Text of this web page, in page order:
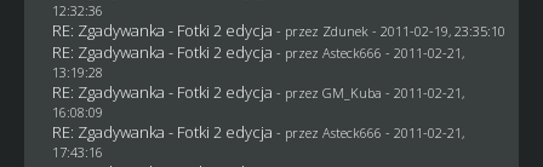
12:32:36
RE: Zgadywanka - Fotki 2 edycja - przez Zdunek - 2011-02-19, 23:35:10
RE: Zgadywanka - Fotki 2 edycja - przez Asteck666 - 2011-02-21,
13:19:28
RE: Zgadywanka - Fotki 2 edycja - przez GM_Kuba - 2011-02-21,
16:08:09
RE: Zgadywanka - Fotki 2 edycja - przez Asteck666 - 2011-02-21,
17:43:16